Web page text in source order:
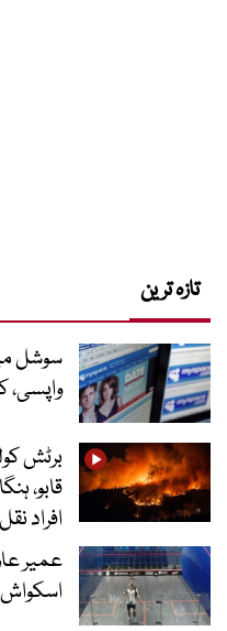
تازہ ترین
سوشل
واپسی،
برٹش
افراد
عمیر
اسکواش اوپن انڈر